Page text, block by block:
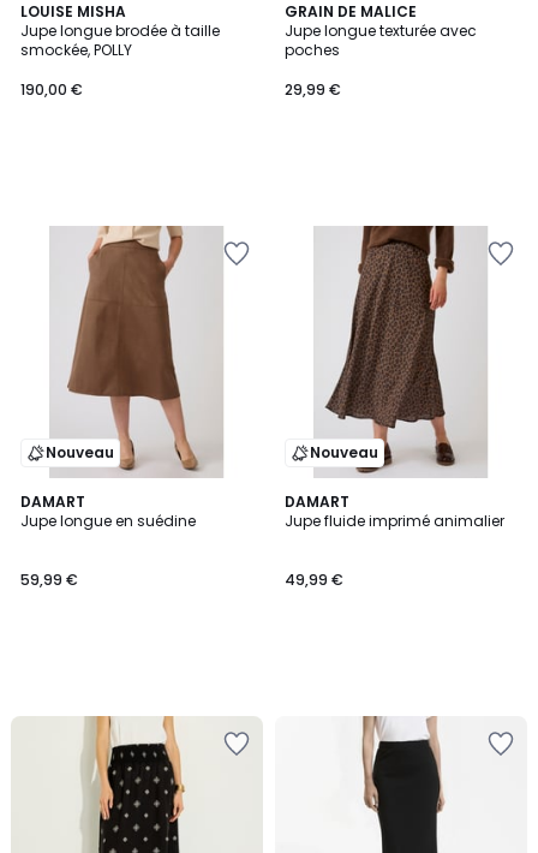
LOUISE MISHA
Jupe longue brodée à taille
smockée, POLLY
190,00 €
GRAIN DE MALICE
Jupe longue texturée avec
poches
29,99 €
Nouveau
DAMART
Jupe longue en suédine
59,99 €
Nouveau
DAMART
Jupe fluide imprimé animalier
49,99 €